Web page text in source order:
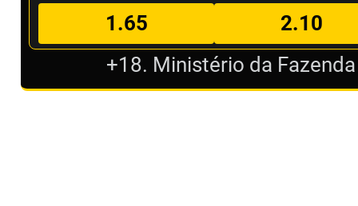
1.65
2.10
+18. Ministério da